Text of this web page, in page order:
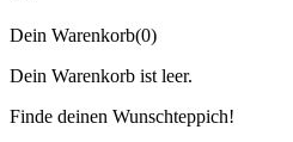
Dein Warenkorb(0)
Dein Warenkorb ist leer.
Finde deinen Wunschteppich!